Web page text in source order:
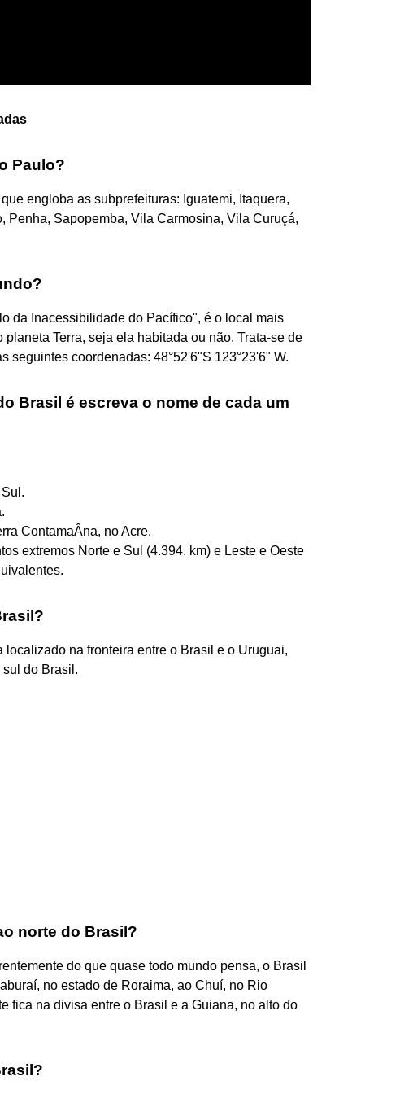
Paulo?
engloba as subprefeituras: Iguatemi, Itaquera,
Penha, Sapopemba, Vila Carmosina, Vila Curuçá,
da Inacessibilidade do Pacífico", é o local mais
Terra, seja ela habitada ou não. Trata-se de
seguintes coordenadas: 48°52'6"S 123°23'6" W.
Brasil é escreva o nome de cada um
ContamaÂna, no Acre.
extremos Norte e Sul (4.394. km) e Leste e Oeste
na fronteira entre o Brasil e o Uruguai,
do Brasil.
norte do Brasil?
do que quase todo mundo pensa, o Brasil
no estado de Roraima, ao Chuí, no Rio
fica na divisa entre o Brasil e a Guiana, no alto do